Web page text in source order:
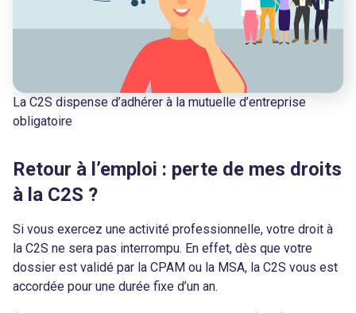
La C2S dispense d’adhérer à la mutuelle d’entreprise
obligatoire
Retour à l’emploi : perte de mes droits
à la C2S ?
Si vous exercez une activité professionnelle, votre droit à
la C2S ne sera pas interrompu. En effet, dès que votre
dossier est validé par la CPAM ou la MSA, la C2S vous est
accordée pour une durée fixe d’un an.